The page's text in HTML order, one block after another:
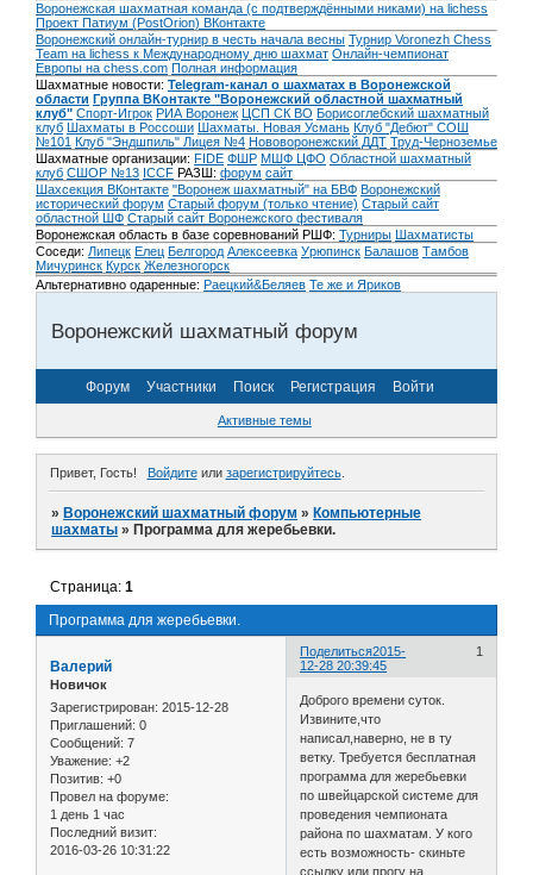
Воронежская шахматная команда (с подтверждёнными никами) на lichess
Проект Патиум (PostOrion) ВКонтакте
Воронежский онлайн-турнир в честь начала весны Турнир Voronezh Chess
Team на lichess к Международному дню шахмат Онлайн-чемпионат
Европы на chess.com Полная информация
Шахматные новости: Telegram-канал о шахматах в Воронежской
области Группа ВКонтакте "Воронежский областной шахматный
клуб" Спорт-Игрок РИА Воронеж ЦСП СК ВО Борисоглебский шахматный
клуб Шахматы в Россоши Шахматы. Новая Усмань Клуб "Дебют" СОШ
№101 Клуб "Эндшпиль" Лицея №4 Нововоронежский ДДТ Труд-Черноземье
Шахматные организации: FIDE ФШР МШФ ЦФО Областной шахматный
клуб СШОР №13 ICCF РАЗШ: форум сайт
Шахсекция ВКонтакте "Воронеж шахматный" на БВФ Воронежский
исторический форум Cтарый форум (только чтение) Старый сайт
областной ШФ Старый сайт Воронежского фестиваля
Воронежская область в базе соревнований РШФ: Турниры Шахматисты
Соседи: Липецк Елец Белгород Алексеевка Урюпинск Балашов Тамбов
Мичуринск Курск Железногорск
Альтернативно одаренные: Раецкий&Беляев Те же и Яриков
Воронежский шахматный форум
Форум Участники Поиск Регистрация Войти
Активные темы
Привет, Гость! Войдитеили зарегистрируйтесь.
»Воронежский шахматный форум »Компьютерные
шахматы »Программа для жеребьевки.
Программа для жеребьевки.
Страница:1
Поделиться 1
2015-
12-28 20:39:45
Валерий
Новичок
Зарегистрирован: 2015-12-28
Приглашений: 0
Сообщений: 7
Уважение: +2
Позитив: +0
Провел на форуме:
1 день 1 час
Последний визит:
2016-03-26 10:31:22
Доброго времени суток.
Извините,что
написал,наверно, не в ту
ветку. Требуется бесплатная
программа для жеребьевки
по швейцарской системе для
проведения чемпионата
района по шахматам. У кого
есть возможность- скиньте
ссылку или прогу на